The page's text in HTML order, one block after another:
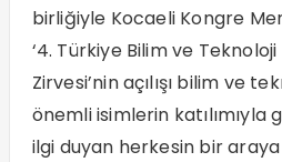
birliğiyle Kocaeli Kongre
‘4. Türkiye Bilim ve
Zirvesi’nin açılışı bilim ve
önemli isimlerin katılımıyla
ilgi duyan herkesin bir